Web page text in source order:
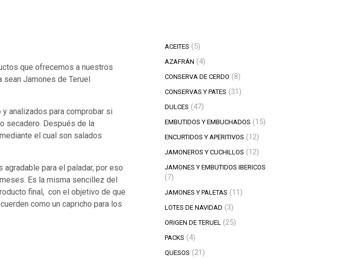
que ofrecemos a nuestros
Jamones de Teruel
analizados para comprobar si
secadero. Después de la
el cual son salados
para el paladar, por eso
Es la misma sencillez del
final, con el objetivo de que
como un capricho para los
ACEITES 55
productos
AZAFRÁN 44
productos
CONSERVA DE CERDO 88
productos
CONSERVAS Y PATES 31 31
DULCES 4747
EMBUTIDOS Y EMBUCHADOS 1515
ENCURTIDOS Y APERITIVOS 1212
productos
JAMONEROS Y CUCHILLOS 1212
JAMONES Y EMBUTIDOS IBERICOS
77
JAMONES Y PALETAS 11 11
LOTES DE NAVIDAD 33
productos
ORIGEN DE TERUEL 2525
PACKS 44
productos
QUESOS 21 21